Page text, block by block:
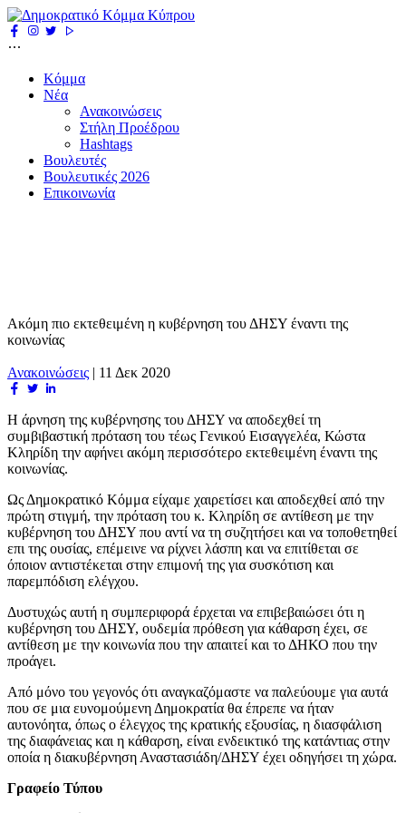
Κόμμα
Νέα
Ανακοινώσεις
Στήλη Προέδρου
Hashtags
Βουλευτές
Βουλευτικές 2026
Επικοινωνία
Ακόμη πιο εκτεθειμένη η κυβέρνηση του ΔΗΣΥ έναντι της
κοινωνίας
Ανακοινώσεις | 11 Δεκ 2020
Η άρνηση της κυβέρνησης του ΔΗΣΥ να αποδεχθεί τη
συμβιβαστική πρόταση του τέως Γενικού Εισαγγελέα, Κώστα
Κληρίδη την αφήνει ακόμη περισσότερο εκτεθειμένη έναντι της
κοινωνίας.
Ως Δημοκρατικό Κόμμα είχαμε χαιρετίσει και αποδεχθεί από την
πρώτη στιγμή, την πρόταση του κ. Κληρίδη σε αντίθεση με την
κυβέρνηση του ΔΗΣΥ που αντί να τη συζητήσει και να τοποθετηθεί
επι της ουσίας, επέμεινε να ρίχνει λάσπη και να επιτίθεται σε
όποιον αντιστέκεται στην επιμονή της για συσκότιση και
παρεμπόδιση ελέγχου.
Δυστυχώς αυτή η συμπεριφορά έρχεται να επιβεβαιώσει ότι η
κυβέρνηση του ΔΗΣΥ, ουδεμία πρόθεση για κάθαρση έχει, σε
αντίθεση με την κοινωνία που την απαιτεί και το ΔΗΚΟ που την
προάγει.
Από μόνο του γεγονός ότι αναγκαζόμαστε να παλεύουμε για αυτά
που σε μια ευνομούμενη Δημοκρατία θα έπρεπε να ήταν
αυτονόητα, όπως ο έλεγχος της κρατικής εξουσίας, η διασφάλιση
της διαφάνειας και η κάθαρση, είναι ενδεικτικό της κατάντιας στην
οποία η διακυβέρνηση Αναστασιάδη/ΔΗΣΥ έχει οδηγήσει τη χώρα.
Γραφείο Τύπου